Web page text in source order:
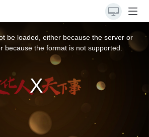
be loaded, either because the server or
because the format is not supported.